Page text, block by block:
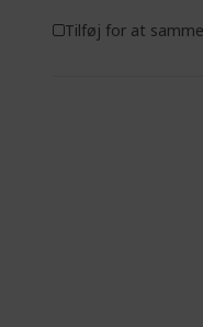
Tilføj for at